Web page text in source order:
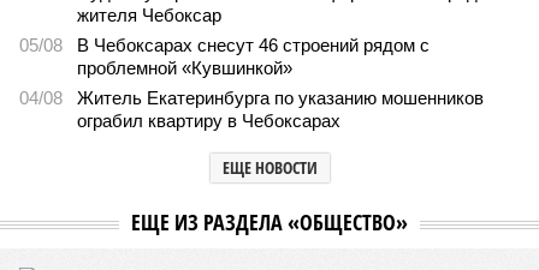
жителя Чебоксар
05/08
В Чебоксарах снесут 46 строений рядом с
проблемной «Кувшинкой»
04/08
Житель Екатеринбурга по указанию мошенников
ограбил квартиру в Чебоксарах
ЕЩЕ НОВОСТИ
ЕЩЕ ИЗ РАЗДЕЛА «ОБЩЕСТВО»